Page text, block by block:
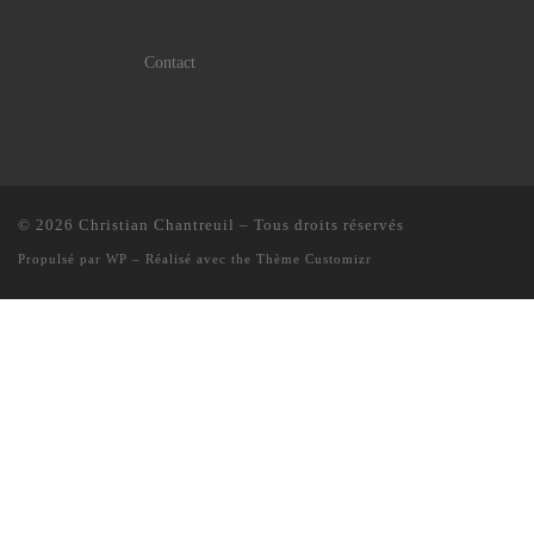
Contact
© 2026 Christian Chantreuil – Tous droits réservés
Propulsé par WP – Réalisé avec the Thème Customizr